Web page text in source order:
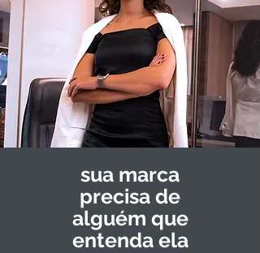
sua marca
precisa de
alguém que
entenda ela